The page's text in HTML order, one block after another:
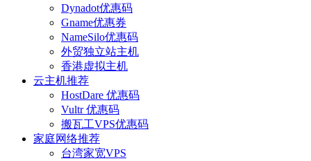
Dynadot优惠码
Gname优惠券
NameSilo优惠码
外贸独立站主机
香港虚拟主机
云主机推荐
HostDare 优惠码
Vultr 优惠码
搬瓦工VPS优惠码
家庭网络推荐
台湾家宽VPS